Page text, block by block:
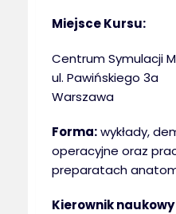
Miejsce Kursu:
Centrum Symulacji
ul. Pawińskiego 3a
Warszawa
Forma:wykłady,
operacyjne oraz
preparatach
Kierownik